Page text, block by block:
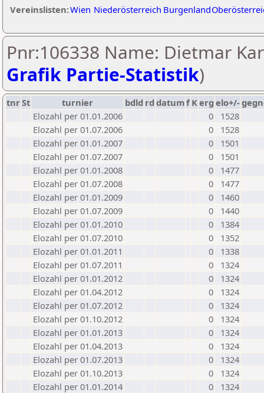
Vereinslisten:Wien Niederösterreich Burgenland
Pnr:106338 Name: Dietmar
Grafik Partie-Statistik)
tnrSt turnier bdld rd datumf Kerg elo+/-
Elozahl per 01.01.2006
0
1528
Elozahl per 01.07.2006
0
1528
Elozahl per 01.01.2007
0
1501
Elozahl per 01.07.2007
0
1501
Elozahl per 01.01.2008
0
1477
Elozahl per 01.07.2008
0
1477
Elozahl per 01.01.2009
0
1460
Elozahl per 01.07.2009
0
1440
Elozahl per 01.01.2010
0
1384
Elozahl per 01.07.2010
0
1352
Elozahl per 01.01.2011
0
1338
Elozahl per 01.07.2011
0
1324
Elozahl per 01.01.2012
0
1324
Elozahl per 01.04.2012
0
1324
Elozahl per 01.07.2012
0
1324
Elozahl per 01.10.2012
0
1324
Elozahl per 01.01.2013
0
1324
Elozahl per 01.04.2013
0
1324
Elozahl per 01.07.2013
0
1324
Elozahl per 01.10.2013
0
1324
Elozahl per 01.01.2014
0
1324